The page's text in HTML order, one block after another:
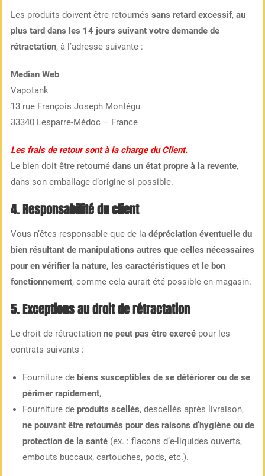
Les produits doivent être retournés sans retard excessif, au
plus tard dans les 14 jours suivant votre demande de
rétractation, à l’adresse suivante :
Median Web
Vapotank
13 rue François Joseph Montégu
33340 Lesparre-Médoc – France
Les frais de retour sont à la charge du Client.
Le bien doit être retourné dans un état propre à la revente,
dans son emballage d’origine si possible.
4. Responsabilité du client
Vous n’êtes responsable que de la dépréciation éventuelle du
bien résultant de manipulations autres que celles nécessaires
pour en vérifier la nature, les caractéristiques et le bon
fonctionnement, comme cela aurait été possible en magasin.
5. Exceptions au droit de rétractation
Le droit de rétractation ne peut pas être exercépour les
contrats suivants :
Fourniture de biens susceptibles de se détériorer ou de se
périmer rapidement,
Fourniture de produits scellés, descellés après livraison,
ne pouvant être retournés pour des raisons d’hygiène ou de
protection de la santé(ex. : flacons d’e-liquides ouverts,
embouts buccaux, cartouches, pods, etc.).